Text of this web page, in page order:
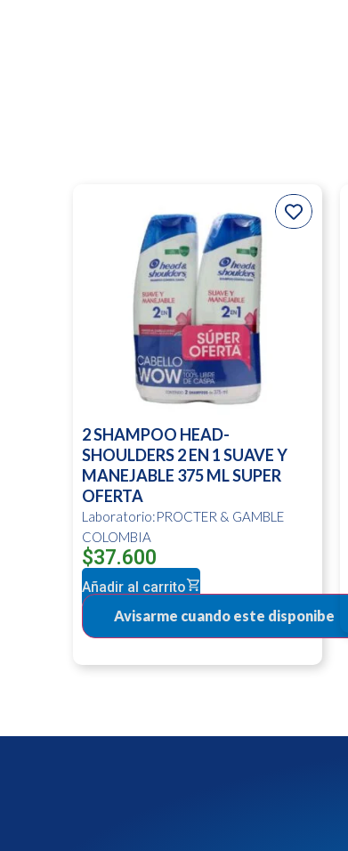
2 SHAMPOO HEAD-
SHOULDERS 2 EN 1 SUAVE Y
MANEJABLE 375 ML SUPER
OFERTA
Laboratorio:PROCTER & GAMBLE
COLOMBIA
$37.600
Añadir al carrito